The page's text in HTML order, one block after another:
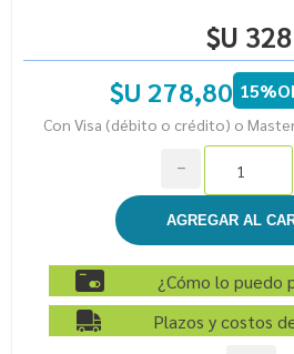
$U 328
$U 278,80
Con Visa (débito o crédito) o
h
¿Cómo lo puedo
Plazos y costos